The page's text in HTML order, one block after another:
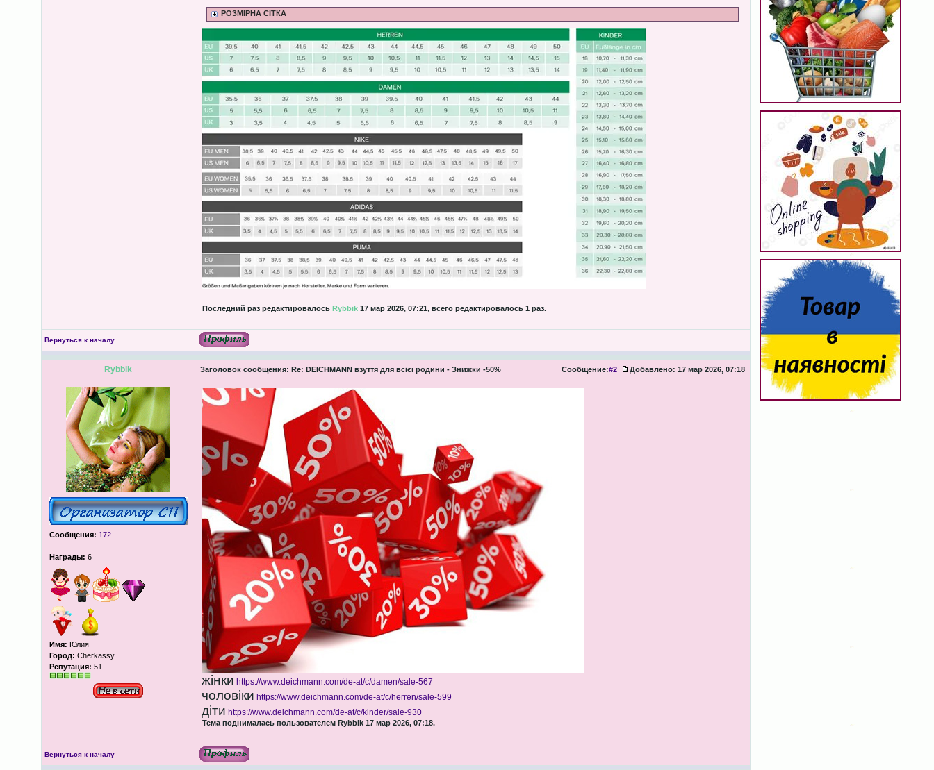
РОЗМІРНА СІТКА
Последний раз редактировалось Rybbik17 мар 2026, 07:21, всего редактировалось 1 раз.
Вернуться к началу
Rybbik Заголовок сообщения: Re: DEICHMANN взуття для всієї родини - Знижки -50% Сообщение:#2 Добавлено: 17 мар 2026, 07:18
Сообщения: 172
Награды: 6
Имя: Юлия
Город: Cherkassy
Репутация: 51
жінки https://www.deichmann.com/de-at/c/damen/sale-567
чоловіки https://www.deichmann.com/de-at/c/herren/sale-599
діти https://www.deichmann.com/de-at/c/kinder/sale-930
Тема поднималась пользователем Rybbik 17 мар 2026, 07:18.
Вернуться к началу